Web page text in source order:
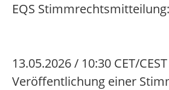
EQS
13.05.2026 / 10:30 CET/CEST
Veröffentlichung einer